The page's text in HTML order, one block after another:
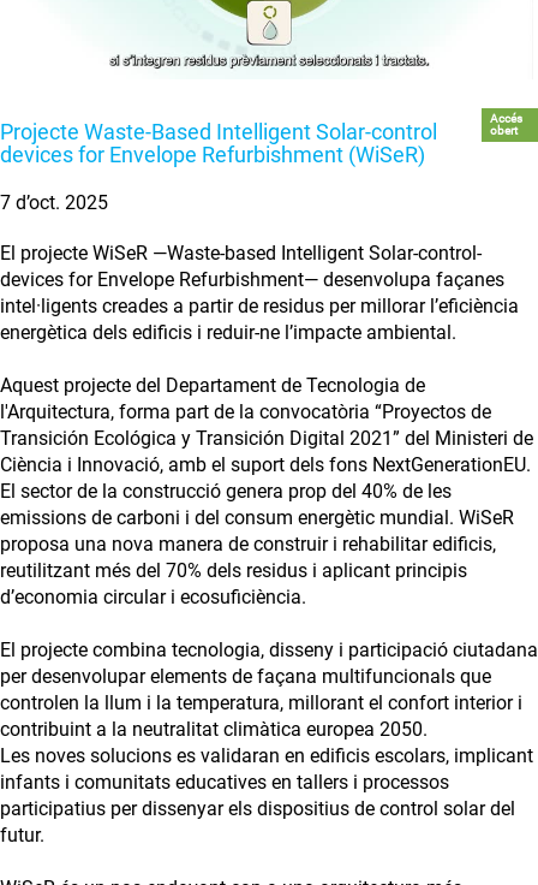
Projecte Waste-Based Intelligent Solar-control
devices for Envelope Refurbishment (WiSeR)
Accés
obert
7 d’oct. 2025
El projecte WiSeR —Waste-based Intelligent Solar-control-
devices for Envelope Refurbishment— desenvolupa façanes
intel·ligents creades a partir de residus per millorar l’eficiència
energètica dels edificis i reduir-ne l’impacte ambiental.
Aquest projecte del Departament de Tecnologia de
l'Arquitectura, forma part de la convocatòria “Proyectos de
Transición Ecológica y Transición Digital 2021” del Ministeri de
Ciència i Innovació, amb el suport dels fons NextGenerationEU.
El sector de la construcció genera prop del 40% de les
emissions de carboni i del consum energètic mundial. WiSeR
proposa una nova manera de construir i rehabilitar edificis,
reutilitzant més del 70% dels residus i aplicant principis
d’economia circular i ecosuficiència.
El projecte combina tecnologia, disseny i participació ciutadana
per desenvolupar elements de façana multifuncionals que
controlen la llum i la temperatura, millorant el confort interior i
contribuint a la neutralitat climàtica europea 2050.
Les noves solucions es validaran en edificis escolars, implicant
infants i comunitats educatives en tallers i processos
participatius per dissenyar els dispositius de control solar del
futur.